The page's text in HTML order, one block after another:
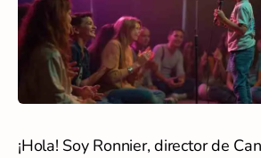
¡Hola! Soy Ronnier, director de